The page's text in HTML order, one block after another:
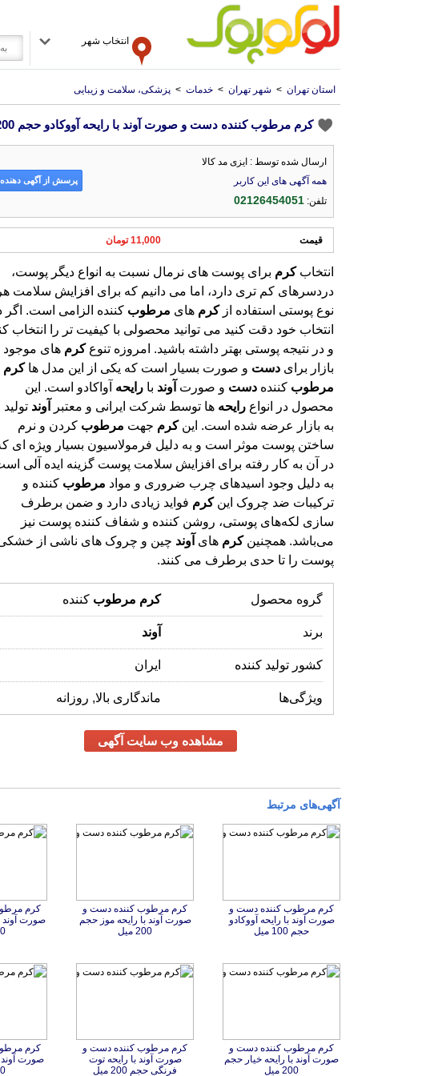
انتخاب شهر
استان تهران > شهر تهران > خدمات > پزشکی، سلامت و زیبایی
کرم مرطوب کننده دست و صورت آوند با رایحه آووکادو حجم 200 میل
ارسال شده توسط : ایزی مد کالا
همه آگهی های این کاربر
تلفن:02126454051
پرسش از آگهی دهنده
قیمت 11,000 تومان
انتخابکرم برای پوست های نرمال نسبت به انواع دیگر پوست،
دردسرهای کم تری دارد، اما می دانیم که برای افزایش سلامت هر
نوع پوستی استفاده ازکرم های مرطوب کننده الزامی است. اگر
انتخاب خود دقت کنید می توانید محصولی با کیفیت تر را انتخاب
و در نتیجه پوستی بهتر داشته باشید. امروزه تنوعکرم های موجود
بازار برای دست و صورت بسیار است که یکی از این مدل هاکرم
مرطوب کننده دست و صورت آوند با رایحه آواکادو است. این
محصول در انواع رایحه ها توسط شرکت ایرانی و معتبر آوند تولید
به بازار عرضه شده است. اینکرم جهت مرطوب کردن و نرم
ساختن پوست موثر است و به دلیل فرمولاسیون بسیار ویژه ای که
در آن به کار رفته برای افزایش سلامت پوست گزینه ایده آلی است.
به دلیل وجود اسیدهای چرب ضروری و مواد مرطوب کننده و
ترکیبات ضد چروک اینکرم فواید زیادی دارد و ضمن برطرف
سازی لکه‌های پوستی، روشن کننده و شفاف کننده پوست نیز
می‌باشد. همچنینکرم های آوند چین و چروک‌ های ناشی از
پوست را تا حدی برطرف می کنند.
گروه محصول کرم مرطوب کننده
برند آوند
کشور تولید کننده ایران
ویژگی‌ها ماندگاری بالا, روزانه
مشاهده وب سایت آگهی
آگهی‌های مرتبط
کرم مرطوب کننده دست و
صورت آوند با رایحه آووکادو
حجم 100 میل
کرم مرطوب کننده دست و
صورت آوند با رایحه موز حجم
200 میل
کرم
صورت آوند
کرم مرطوب کننده دست و
صورت آوند با رایحه خیار حجم
200 میل
کرم مرطوب کننده دست و
صورت آوند با رایحه توت
فرنگی حجم 200 میل
کرم
صورت آوند